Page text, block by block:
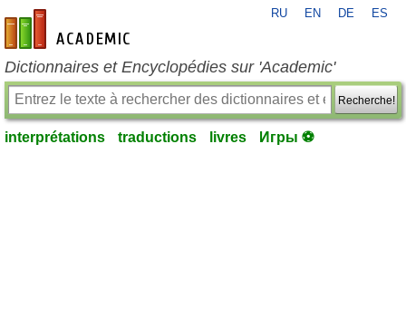
fr-academic.com
RU EN DE ES
Dictionnaires et Encyclopédies sur 'Academic'
Recherche!
interprétations traductions livres Игры ⚽